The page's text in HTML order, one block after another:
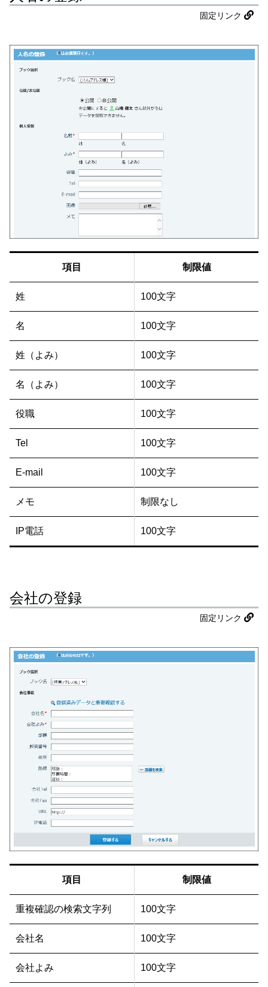
固定リンク
項目 制限値
姓 100文字
名 100文字
姓（よみ） 100文字
名（よみ） 100文字
役職 100文字
Tel 100文字
E-mail 100文字
メモ 制限なし
IP電話 100文字
会社の登録
固定リンク
項目 制限値
重複確認の検索文字列 100文字
会社名 100文字
会社よみ 100文字